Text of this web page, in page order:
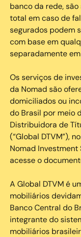
banco da rede,
total em caso de
segurados podem
com base em
separadamente
Os serviços de
da Nomad são
domiciliados ou
do Brasil por meio
Distribuidora de
(“Global DTVM”),
Nomad
acesse o
A Global DTVM é
mobiliários
Banco Central do
integrante do
mobiliários